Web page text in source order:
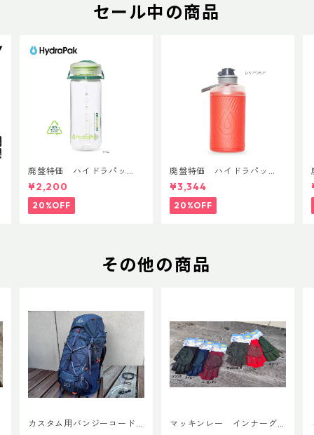
セール中の商品
廃盤特価 ハイドラパッ
ク リーコン ツイスト＆シ
ップ 500ml
¥2,200
20%OFF
廃盤特価 ハイドラパッ
ク フラックス 750ml
¥3,344
20%OFF
その他の商品
カスタム用バンジーコード V
マッキンレー インナーグ